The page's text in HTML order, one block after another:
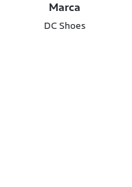
Marca
DC Shoes